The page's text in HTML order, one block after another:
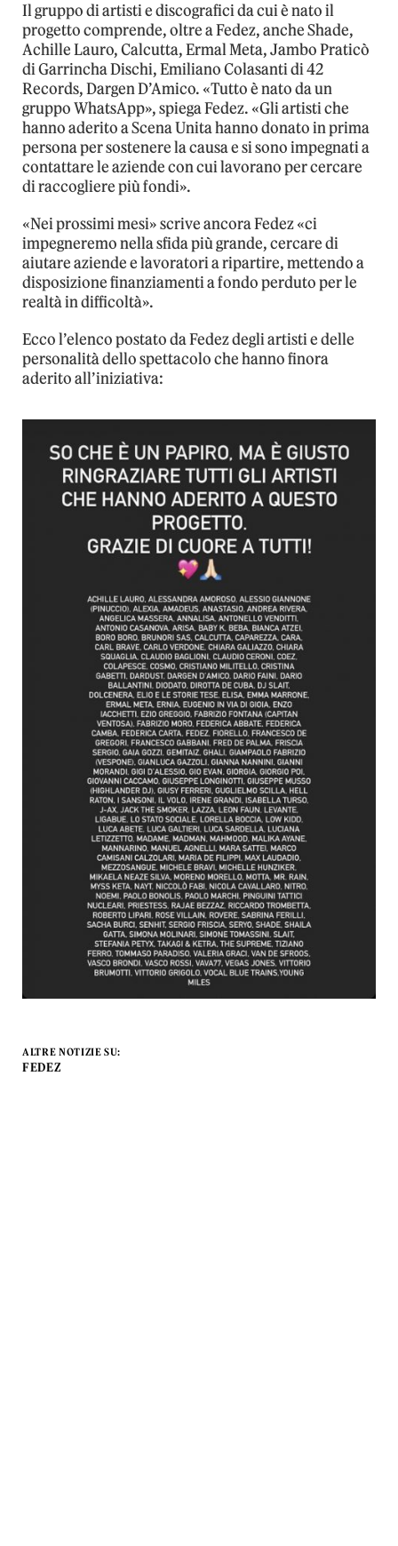
Il gruppo di artisti e discografici da cui è nato il
progetto comprende, oltre a Fedez, anche Shade,
Achille Lauro, Calcutta, Ermal Meta, Jambo Praticò
di Garrincha Dischi, Emiliano Colasanti di 42
Records, Dargen D’Amico. «Tutto è nato da un
gruppo WhatsApp», spiega Fedez. «Gli artisti che
hanno aderito a Scena Unita hanno donato in prima
persona per sostenere la causa e si sono impegnati a
contattare le aziende con cui lavorano per cercare
di raccogliere più fondi».
«Nei prossimi mesi» scrive ancora Fedez «ci
impegneremo nella sfida più grande, cercare di
aiutare aziende e lavoratori a ripartire, mettendo a
disposizione finanziamenti a fondo perduto per le
realtà in difficoltà».
Ecco l’elenco postato da Fedez degli artisti e delle
personalità dello spettacolo che hanno finora
aderito all’iniziativa:
ALTRE NOTIZIE SU:
FEDEZ